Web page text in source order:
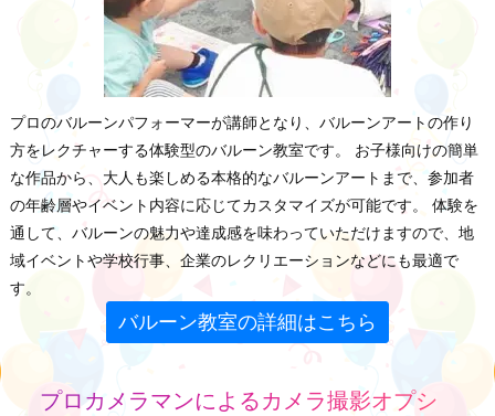
プロのバルーンパフォーマーが講師となり、バルーンアートの作り
方をレクチャーする体験型のバルーン教室です。 お子様向けの簡単
な作品から、大人も楽しめる本格的なバルーンアートまで、参加者
の年齢層やイベント内容に応じてカスタマイズが可能です。 体験を
通して、バルーンの魅力や達成感を味わっていただけますので、地
域イベントや学校行事、企業のレクリエーションなどにも最適で
す。
バルーン教室の詳細はこちら
プロカメラマンによるカメラ撮影オプシ